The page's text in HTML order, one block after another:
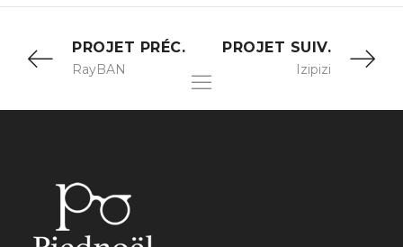
PROJET PRÉC.
RayBAN
PROJET SUIV.
Izipizi